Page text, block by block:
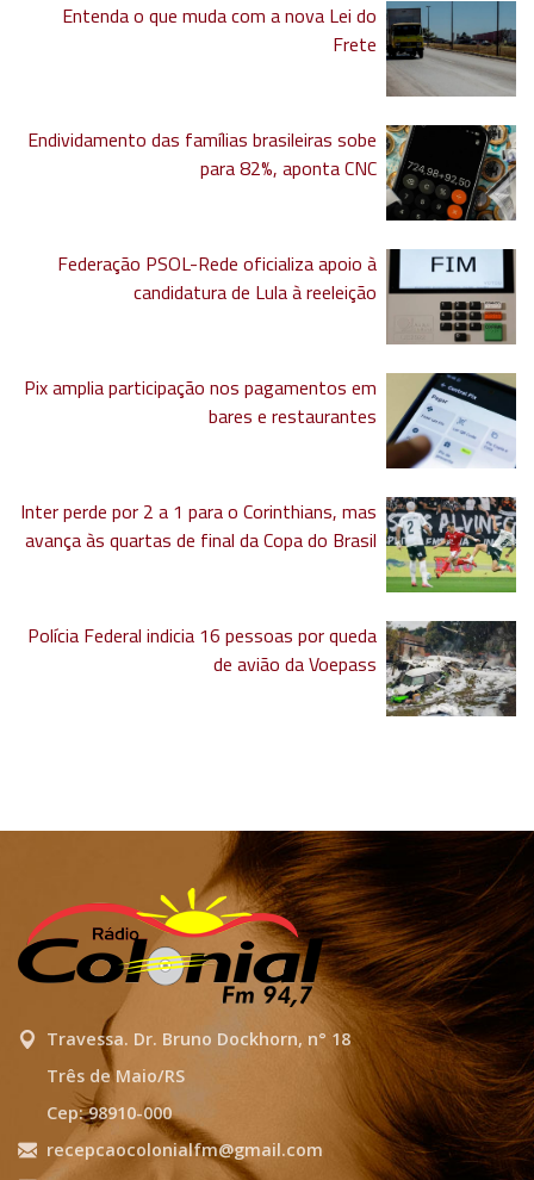
Entenda o que muda com a nova Lei do
Frete
Endividamento das famílias brasileiras sobe
para 82%, aponta CNC
Federação PSOL-Rede oficializa apoio à
candidatura de Lula à reeleição
Pix amplia participação nos pagamentos em
bares e restaurantes
Inter perde por 2 a 1 para o Corinthians, mas
avança às quartas de final da Copa do Brasil
Polícia Federal indicia 16 pessoas por queda
de avião da Voepass
Travessa. Dr. Bruno Dockhorn, n° 18
Três de Maio/RS
Cep: 98910-000
recepcaocolonialfm@gmail.com